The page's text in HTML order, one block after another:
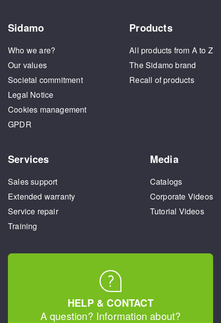
Sidamo
Who we are?
Our values
Societal commitment
Legal Notice
Cookies management
GPDR
Products
All products from A to Z
The Sidamo brand
Recall of products
Services
Sales support
Extended warranty
Service repair
Training
Media
Catalogs
Corporate Videos
Tutorial Videos
HELP & CONTACT
A question? Information about?